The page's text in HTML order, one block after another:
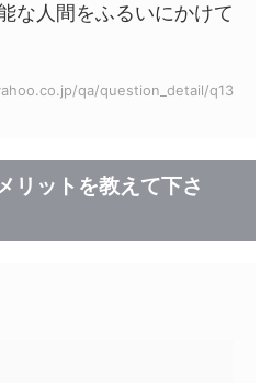
な人間をふるいにかけて
qa/question_detail/q13
リットを教えて下さ